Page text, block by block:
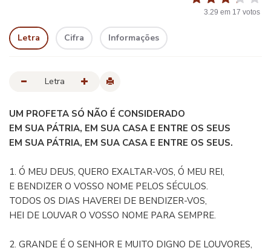
3.29 em 17 votos
Letra Cifra Informações
Letra
UM PROFETA SÓ NÃO É CONSIDERADO
EM SUA PÁTRIA, EM SUA CASA E ENTRE OS SEUS
EM SUA PÁTRIA, EM SUA CASA E ENTRE OS SEUS.
1. Ó MEU DEUS, QUERO EXALTAR-VOS, Ó MEU REI,
E BENDIZER O VOSSO NOME PELOS SÉCULOS.
TODOS OS DIAS HAVEREI DE BENDIZER-VOS,
HEI DE LOUVAR O VOSSO NOME PARA SEMPRE.
2. GRANDE É O SENHOR E MUITO DIGNO DE LOUVORES,